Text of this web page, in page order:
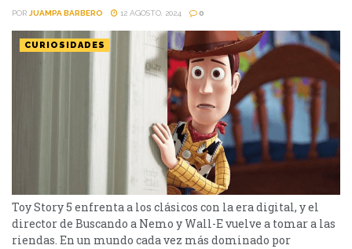
POR JUAMPA BARBERO 12 AGOSTO, 2024 0
CURIOSIDADES
Toy Story 5 enfrenta a los clásicos con la era digital, y el
director de Buscando a Nemo y Wall-E vuelve a tomar a las
riendas. En un mundo cada vez más dominado por